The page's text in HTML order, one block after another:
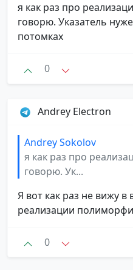
я как раз про
говорю. Указатель
потомках
0
Andrey Electron
Andrey Sokolov
я как раз про
говорю. Ук...
Я вот как раз не вижу
реализации
0